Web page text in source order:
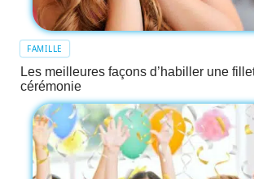
FAMILLE
Les meilleures façons d’habiller une
cérémonie